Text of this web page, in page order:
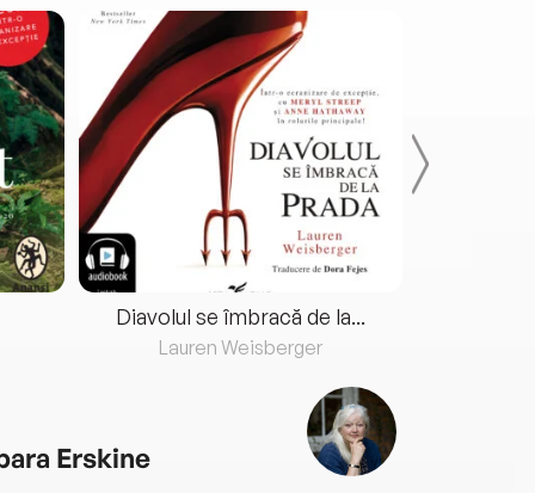
Diavolul se îmbracă de la...
Lauren Weisberger
Erskine